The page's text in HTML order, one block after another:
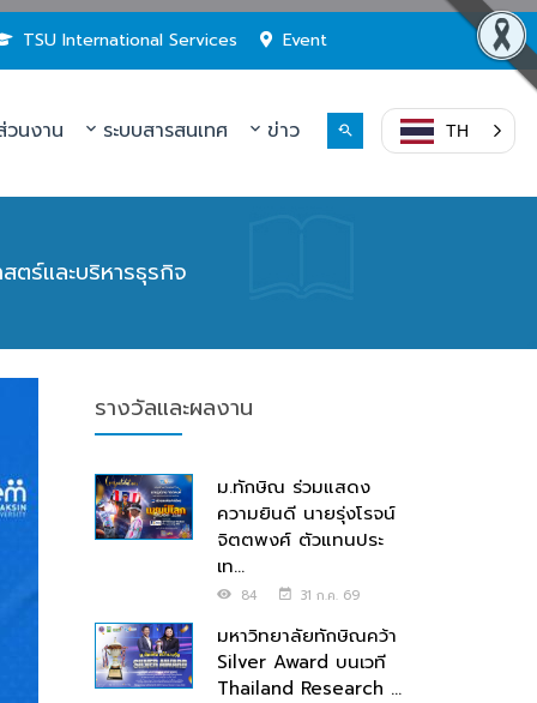
TSU International Services Event
นงาน ระบบสารสนเทศ ข่าว TH
ตร์และบริหารธุรกิจ
รางวัลและผลงาน
ม.ทักษิณ ร่วมแสดง
ความยินดี นายรุ่งโรจน์
จิตตพงศ์ ตัวแทนประ
เท...
84 31 ก.ค. 69
มหาวิทยาลัยทักษิณคว้า
Silver Award บนเวที
Thailand Research ...